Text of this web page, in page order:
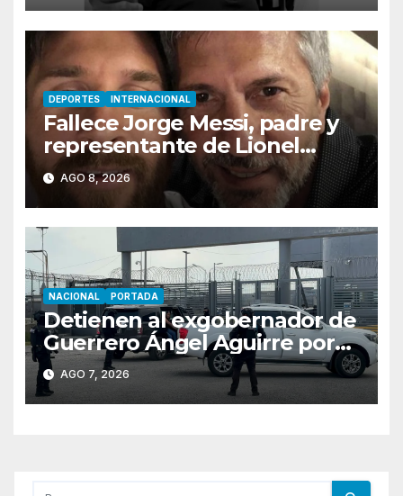
DEPORTES INTERNACIONAL
Fallece Jorge Messi, padre y
representante de Lionel
Messi, en Rosario
AGO 8, 2026
NACIONAL PORTADA
Detienen al exgobernador de
Guerrero Ángel Aguirre por
obstrucción en el caso
Ayotzinapa
AGO 7, 2026